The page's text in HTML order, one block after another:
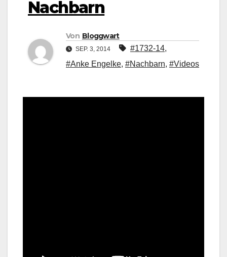
Nachbarn
Von Bloggwart
SEP. 3, 2014 #1732-14,
#Anke Engelke, #Nachbarn, #Videos